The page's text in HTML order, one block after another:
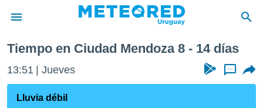
de
ha
Tiempo en Ciudad Mendoza 8 - 14 días
13:51 Jueves ...
Lluvia débil